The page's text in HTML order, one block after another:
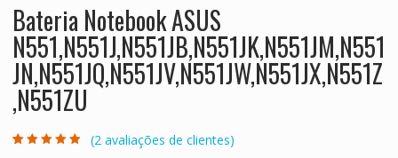
Bateria Notebook ASUS
N551,N551J,N551JB,N551JK,N551JM,N551
JN,N551JQ,N551JV,N551JW,N551JX,N551Z
,N551ZU
(2avaliações de clientes)